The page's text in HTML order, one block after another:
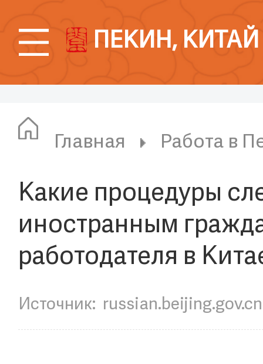
ПЕКИН, КИТАЙ
Главная Работа в
Какие процедуры
иностранным
работодателя в
Источник: russian.beijing.gov.cn